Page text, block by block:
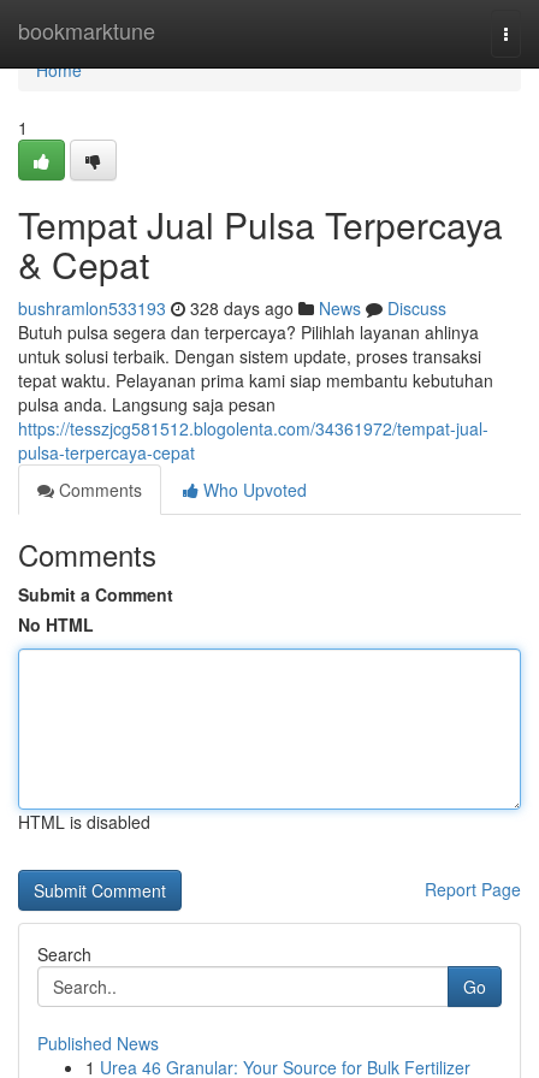
bookmarktune
Home
Home
1
Tempat Jual Pulsa Terpercaya
& Cepat
bushramlon533193 328 days ago News
Discuss
Butuh pulsa segera dan terpercaya? Pilihlah layanan ahlinya
untuk solusi terbaik. Dengan sistem update, proses transaksi
tepat waktu. Pelayanan prima kami siap membantu kebutuhan
pulsa anda. Langsung saja pesan
https://tesszjcg581512.blogolenta.com/34361972/tempat-jual-
pulsa-terpercaya-cepat
Comments
Who Upvoted
Comments
Submit a Comment
No HTML
HTML is disabled
Report Page
Search
Go
Published News
1 Urea 46 Granular: Your Source for Bulk Fertilizer